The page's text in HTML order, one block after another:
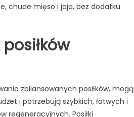
chude mięso i jaja, bez dodatku
zbilansowanych posiłków, mogą
i potrzebują szybkich, łatwych i
regeneracyjnych. Posiłki